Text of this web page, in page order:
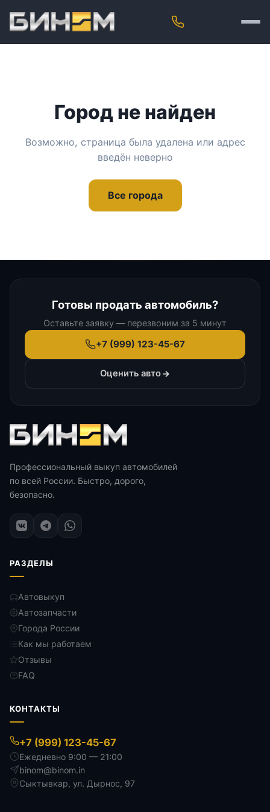
Город не найден
Возможно, страница была удалена или адрес
введён неверно
Все города
Готовы продать автомобиль?
Оставьте заявку — перезвоним за 5 минут
+7 (999) 123-45-67
Оценить авто
Профессиональный выкуп автомобилей
по всей России. Быстро, дорого,
безопасно.
РАЗДЕЛЫ
Автовыкуп
Автозапчасти
Города России
Как мы работаем
Отзывы
FAQ
КОНТАКТЫ
+7 (999) 123-45-67
Ежедневно 9:00 — 21:00
binom@binom.in
Сыктывкар, ул. Дырнос, 97